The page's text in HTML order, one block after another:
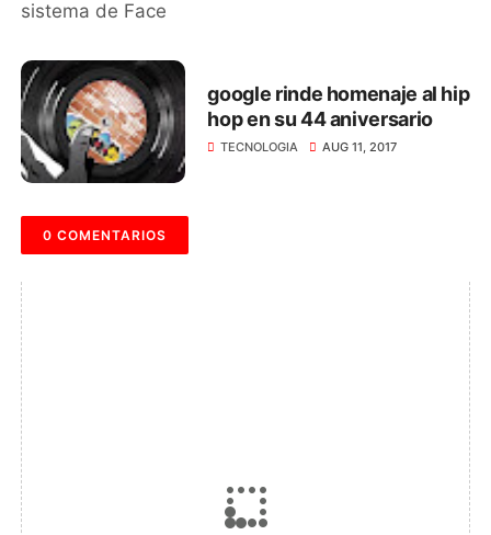
google rinde homenaje al hip
hop en su 44 aniversario
TECNOLOGIA AUG 11, 2017
0 COMENTARIOS